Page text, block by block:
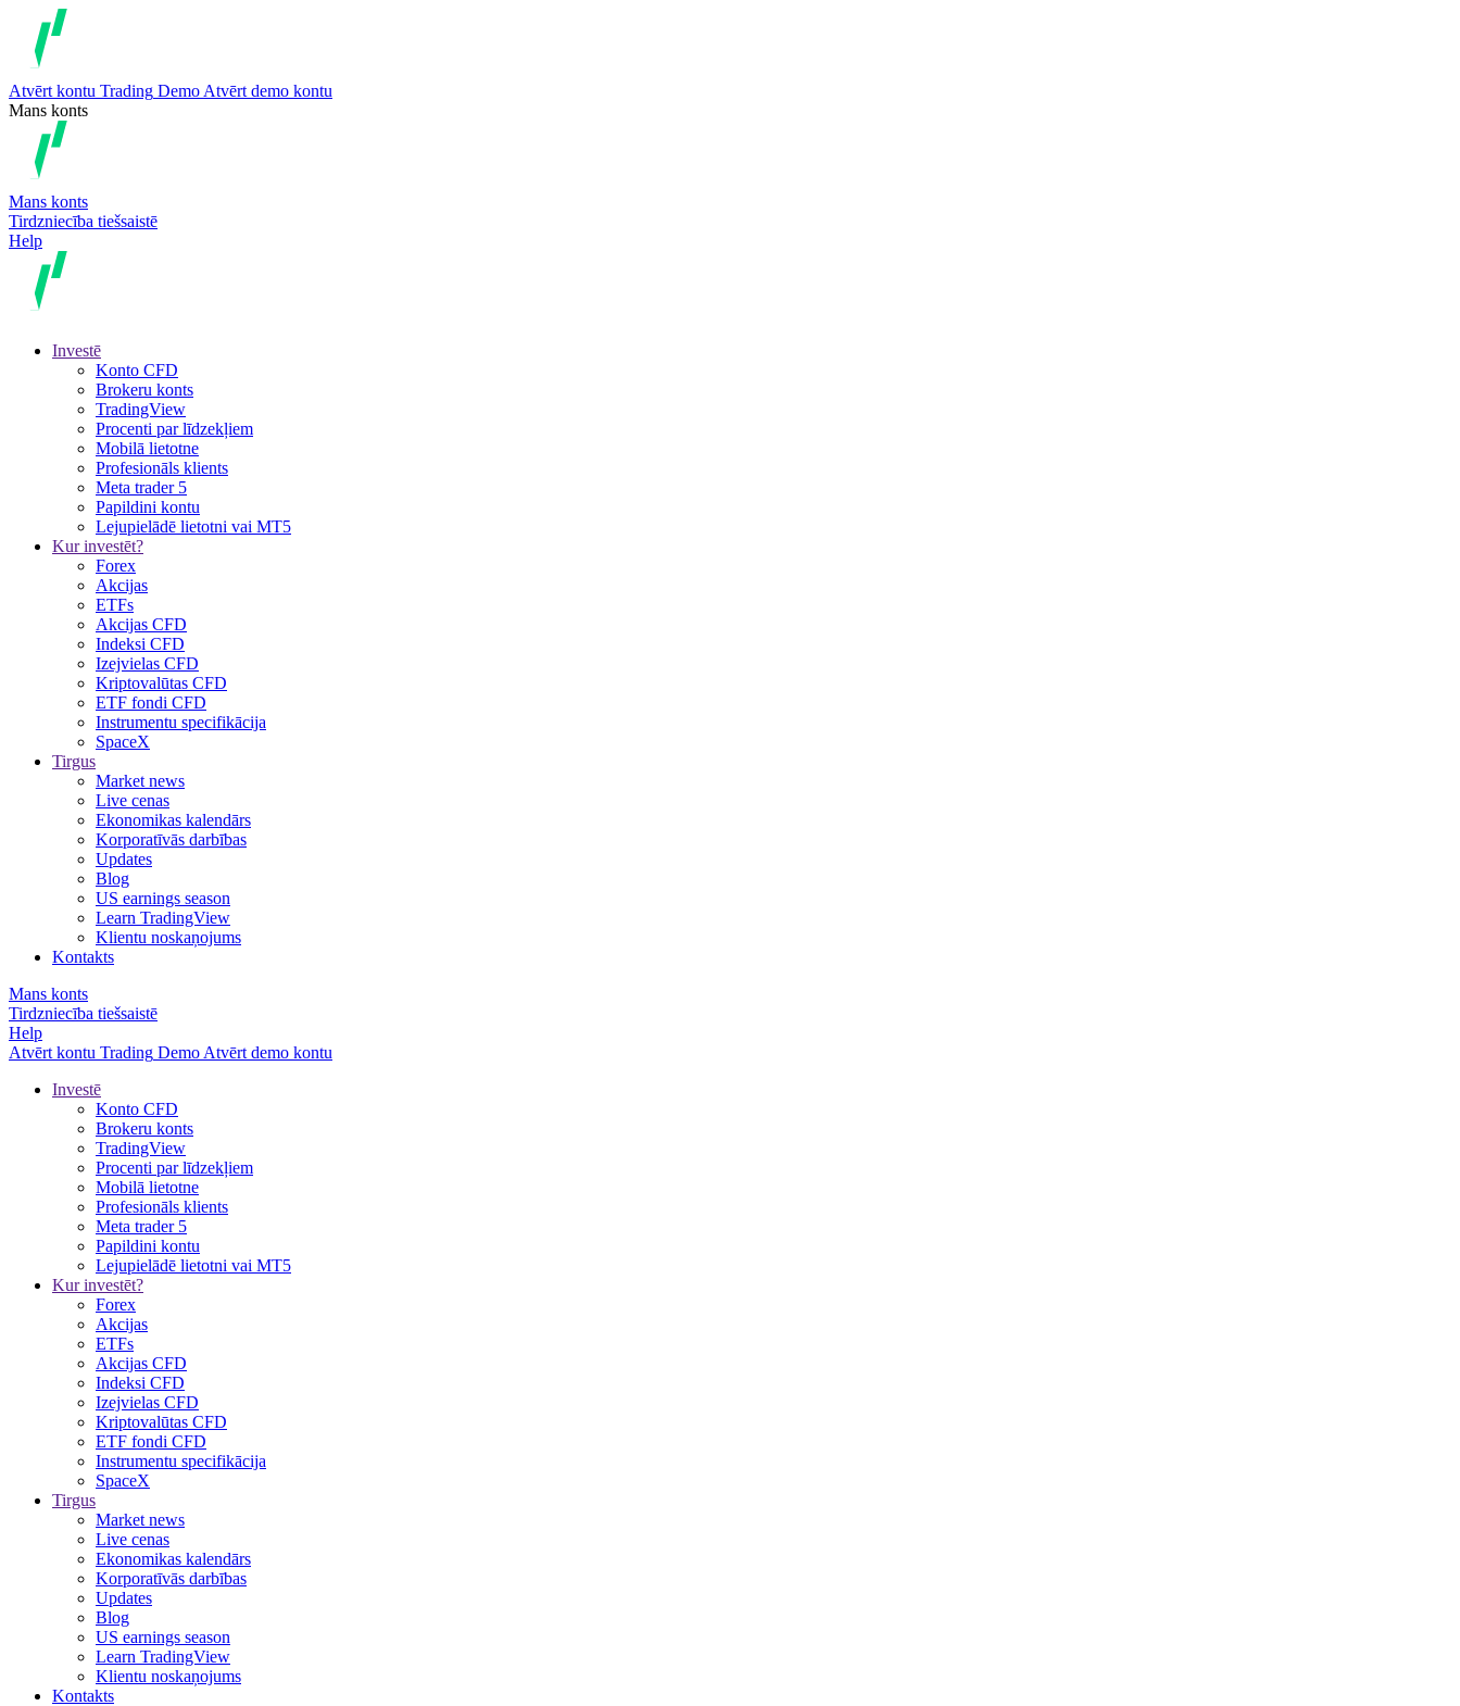
Atvērt kontu Trading Demo Atvērt demo kontu
Mans konts
Mans konts
Tirdzniecība tiešsaistē
Help
Investē
Konto CFD
Brokeru konts
TradingView
Procenti par līdzekļiem
Mobilā lietotne
Profesionāls klients
Meta trader 5
Papildini kontu
Lejupielādē lietotni vai MT5
Kur investēt?
Forex
Akcijas
ETFs
Akcijas CFD
Indeksi CFD
Izejvielas CFD
Kriptovalūtas CFD
ETF fondi CFD
Instrumentu specifikācija
SpaceX
Tirgus
Market news
Live cenas
Ekonomikas kalendārs
Korporatīvās darbības
Updates
Blog
US earnings season
Learn TradingView
Klientu noskaņojums
Kontakts
Mans konts
Tirdzniecība tiešsaistē
Help
Atvērt kontu Trading Demo Atvērt demo kontu
Investē
Konto CFD
Brokeru konts
TradingView
Procenti par līdzekļiem
Mobilā lietotne
Profesionāls klients
Meta trader 5
Papildini kontu
Lejupielādē lietotni vai MT5
Kur investēt?
Forex
Akcijas
ETFs
Akcijas CFD
Indeksi CFD
Izejvielas CFD
Kriptovalūtas CFD
ETF fondi CFD
Instrumentu specifikācija
SpaceX
Tirgus
Market news
Live cenas
Ekonomikas kalendārs
Korporatīvās darbības
Updates
Blog
US earnings season
Learn TradingView
Klientu noskaņojums
Kontakts